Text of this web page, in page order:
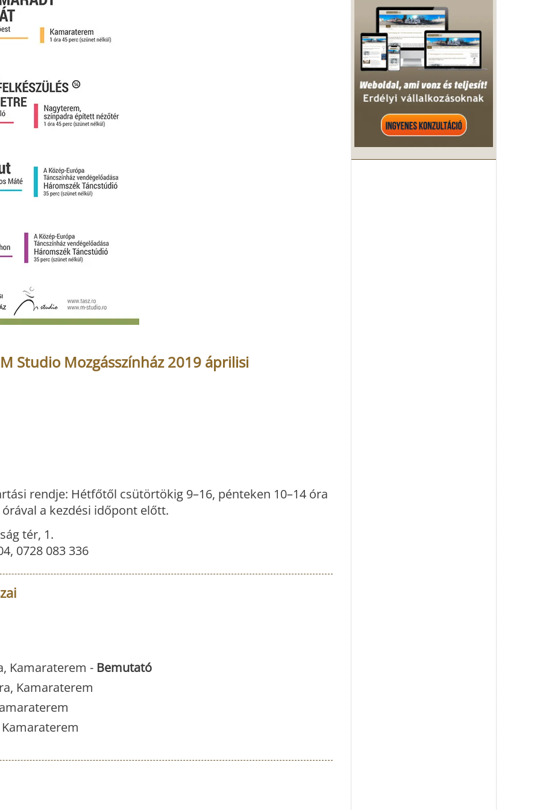
Studio Mozgásszínház 2019 áprilisi
rendje: Hétfőtől csütörtökig 9–16, pénteken 10–14 óra
a kezdési időpont előtt.
tér, 1.
0728 083 336
Kamaraterem - Bemutató
Kamaraterem